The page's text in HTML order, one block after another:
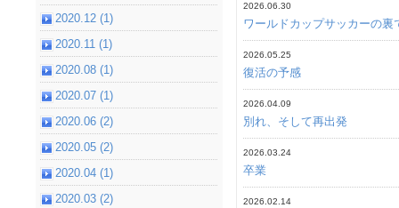
2026.06.30
ワールドカップサッカーの裏
2026.05.25
復活の予感
2026.04.09
別れ、そして再出発
2026.03.24
卒業
2026.02.14
2020.12 (1)
2020.11 (1)
2020.08 (1)
2020.07 (1)
2020.06 (2)
2020.05 (2)
2020.04 (1)
2020.03 (2)